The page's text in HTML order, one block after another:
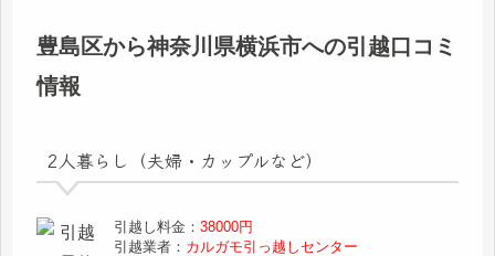
豊島区から神奈川県横浜市への引越口コミ
情報
2人暮らし（夫婦・カップルなど）
引越し料金：38000円
引越業者： カルガモ引っ越しセンター